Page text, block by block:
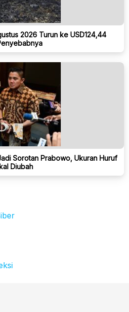
2026 Turun ke USD124,44
Sorotan Prabowo, Ukuran Huruf
Diubah